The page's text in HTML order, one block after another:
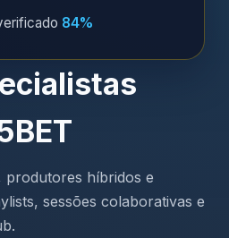
84%
produtores híbridos e
sessões colaborativas e